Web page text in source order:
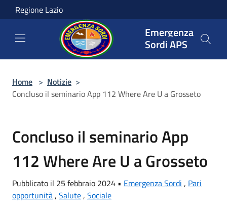
Salta al contenuto principale
Regione Lazio
Emergenza
Sordi APS
Home > Notizie >
Concluso il seminario App 112 Where Are U a Grosseto
Concluso il seminario App
112 Where Are U a Grosseto
Pubblicato il 25 febbraio 2024 • Emergenza Sordi , Pari
opportunità, Salute, Sociale